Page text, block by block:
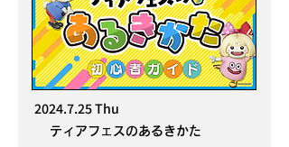
2024.7.25Thu
ティアフェスのあるきかた